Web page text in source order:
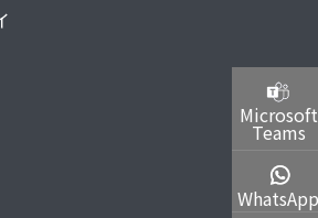
Microsoft
Teams
WhatsApp